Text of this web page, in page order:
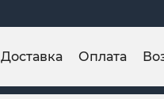
Доставка Оплата